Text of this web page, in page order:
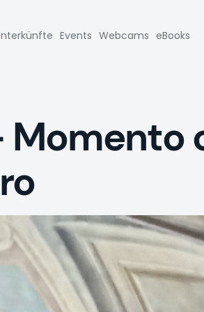
Events Webcams eBooks